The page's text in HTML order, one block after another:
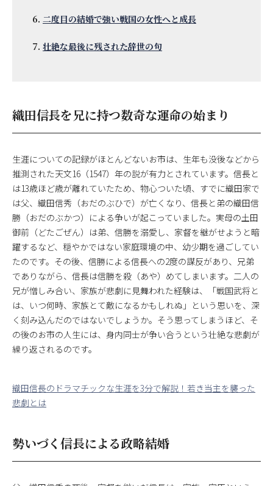
二度目の結婚で強い戦国の女性へと成長
壮絶な最後に残された辞世の句
織田信長を兄に持つ数奇な運命の始まり
生涯についての記録がほとんどないお市は、生年も没後などから
推測された天文16（1547）年の説が有力とされています。信長と
は13歳ほど歳が離れていたため、物心ついた頃、すでに織田家で
は父、織田信秀（おだのぶひで）が亡くなり、信長と弟の織田信
勝（おだのぶかつ）による争いが起こっていました。実母の土田
御前（どたごぜん）は弟、信勝を溺愛し、家督を継がせようと暗
躍するなど、穏やかではない家庭環境の中、幼少期を過ごしてい
たのです。その後、信勝による信長への2度の謀反があり、兄弟
でありながら、信長は信勝を殺（あや）めてしまいます。二人の
兄が憎しみ合い、家族が悲劇に見舞われた経験は、「戦国武将と
は、いつ何時、家族とて敵になるかもしれぬ」という思いを、深
く刻み込んだのではないでしょうか。そう思ってしまうほど、そ
の後のお市の人生には、身内同士が争い合うという壮絶な悲劇が
繰り返されるのです。
織田信長のドラマチックな生涯を3分で解説！若き当主を襲った
悲劇とは
勢いづく信長による政略結婚